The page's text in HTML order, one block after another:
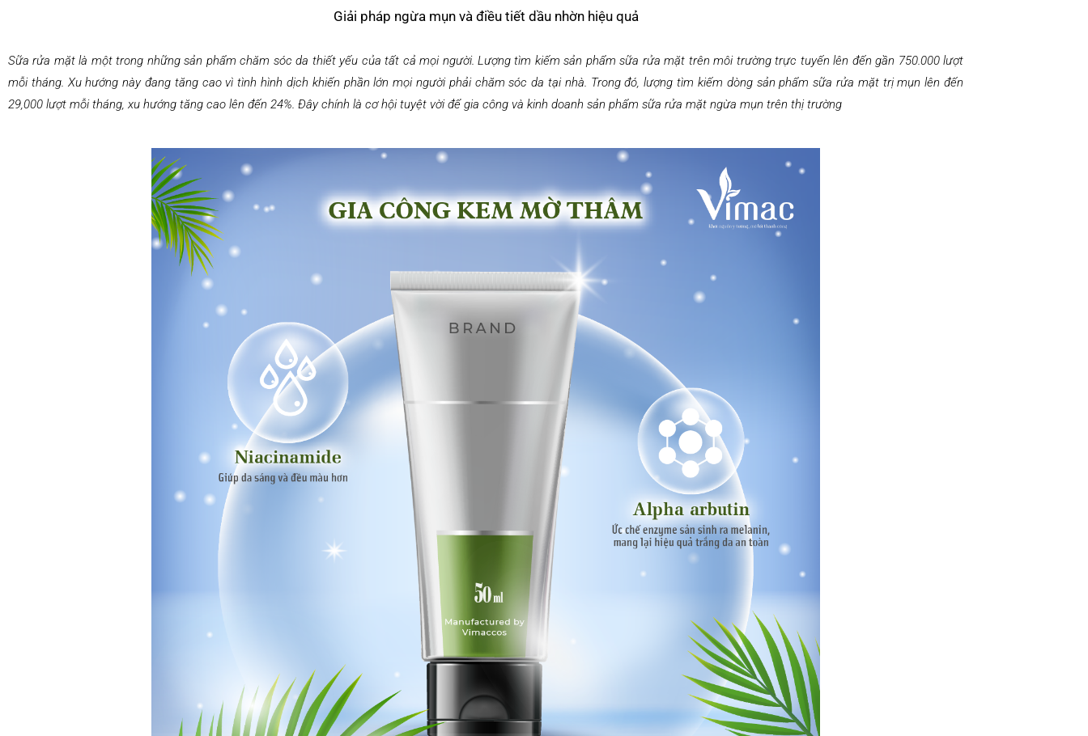
Giải pháp ngừa mụn và điều tiết dầu nhờn hiệu quả
Sữa rửa mặt là một trong những sản phẩm chăm sóc da thiết yếu của tất cả mọi người. Lượng tìm kiếm sản phẩm sữa rửa mặt trên môi trường trực tuyến lên đến gần 750.000 lượt
mỗi tháng. Xu hướng này đang tăng cao vì tình hình dịch khiến phần lớn mọi người phải chăm sóc da tại nhà. Trong đó, lượng tìm kiếm dòng sản phẩm sữa rửa mặt trị mụn lên đến
29,000 lượt mỗi tháng, xu hướng tăng cao lên đến 24%. Đây chính là cơ hội tuyệt vời để gia công và kinh doanh sản phẩm sữa rửa mặt ngừa mụn trên thị trường